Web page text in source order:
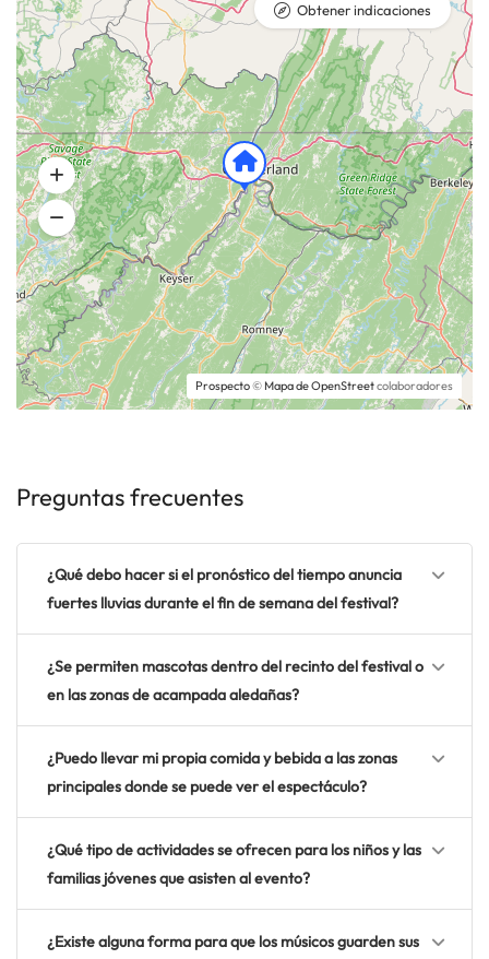
Prospecto© Mapa de OpenStreetcolaboradores
Obtener indicaciones
Preguntas frecuentes
¿Qué debo hacer si el pronóstico del tiempo anuncia
fuertes lluvias durante el fin de semana del festival?
¿Se permiten mascotas dentro del recinto del festival o
en las zonas de acampada aledañas?
¿Puedo llevar mi propia comida y bebida a las zonas
principales donde se puede ver el espectáculo?
¿Qué tipo de actividades se ofrecen para los niños y las
familias jóvenes que asisten al evento?
¿Existe alguna forma para que los músicos guarden sus